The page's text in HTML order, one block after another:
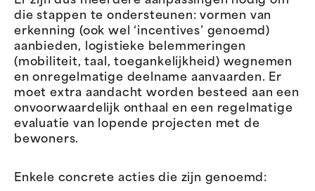
die stappen te ondersteunen: vormen van
erkenning (ook wel ‘incentives’ genoemd)
aanbieden, logistieke belemmeringen
(mobiliteit, taal, toegankelijkheid) wegnemen
en onregelmatige deelname aanvaarden. Er
moet extra aandacht worden besteed aan een
onvoorwaardelijk onthaal en een regelmatige
evaluatie van lopende projecten met de
bewoners.
Enkele concrete acties die zijn genoemd: